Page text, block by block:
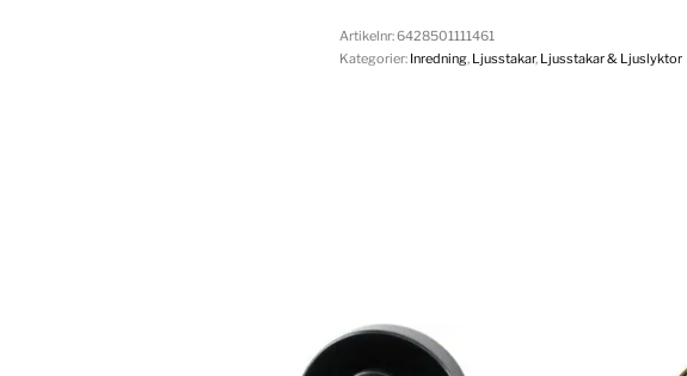
Artikelnr:6428501111461
Kategorier: Inredning, Ljusstakar, Ljusstakar & Ljuslyktor